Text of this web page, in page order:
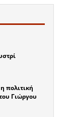
πολιτική
Γιώργου